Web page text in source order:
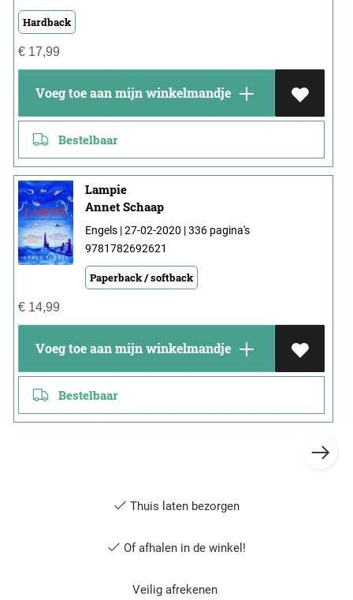
Hardback
€17,99
Voeg toe aan mijn winkelmandje
Bestelbaar
Lampie
Annet Schaap
Engels | 27-02-2020 | 336 pagina's
9781782692621
Paperback / softback
€14,99
Voeg toe aan mijn winkelmandje
Bestelbaar
Thuis laten bezorgen
Of afhalen in de winkel!
Veilig afrekenen